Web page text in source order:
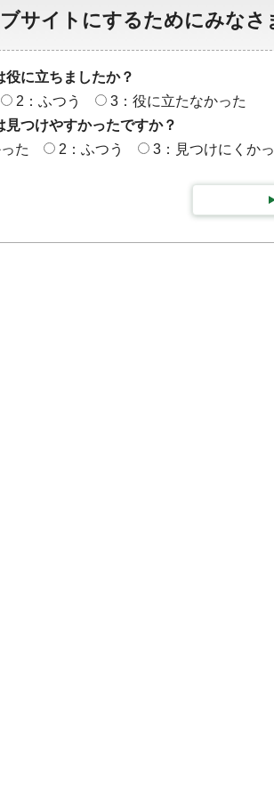
サイトにするためにみな
役に立ちましたか？
2：ふつう
3：役に立たなかった
見つけやすかったですか？
た
2：ふつう 3：見つけにくか